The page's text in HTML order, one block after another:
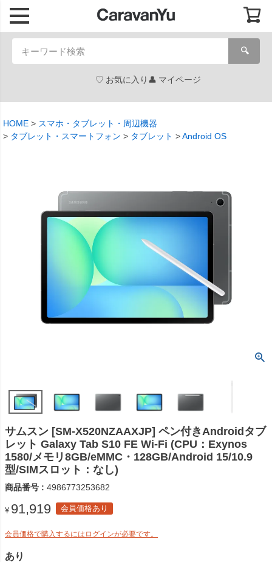
🔍
お気に入り マイページ
HOME
スマホ・タブレット・周辺機器
タブレット・スマートフォン
タブレット Android OS
サムスン [SM-X520NZAAXJP] ペン付きAndroidタブ
レット Galaxy Tab S10 FE Wi-Fi (CPU：Exynos
1580/メモリ8GB/eMMC・128GB/Android 15/10.9
型/SIMスロット：なし)
商品番号 4986773253682
¥ 91,919 会員価格あり
会員価格で購入するにはログインが必要です。
あり